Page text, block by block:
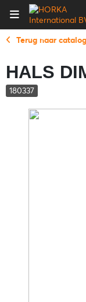
Terug naar
HALS
180337